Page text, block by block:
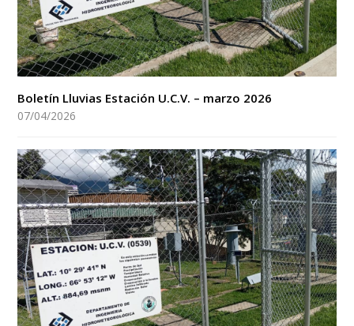
Boletín Lluvias Estación U.C.V. – marzo 2026
07/04/2026